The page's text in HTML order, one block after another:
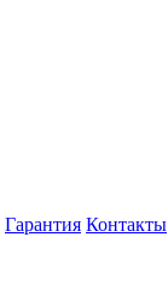
Гарантия Контакты